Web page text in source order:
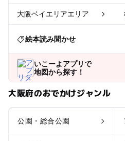
大阪ベイエリアエリア
絵本読み聞かせ
いこーよアプリで
地図から探す！
大阪府のおでかけジャンル
公園・総合公園